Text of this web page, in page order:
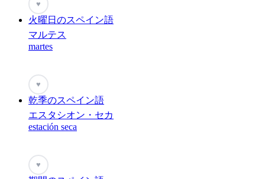
♥
火曜日のスペイン語
マルテス
martes
♥
乾季のスペイン語
エスタシオン・セカ
estación seca
♥